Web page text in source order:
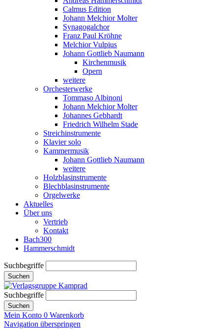
Calmus Edition
Johann Melchior Molter
Synagogalchor
Franz Paul Kröhne
Melchior Vulpius
Johann Gottlieb Naumann
Kirchenmusik
Opern
weitere
Orchesterwerke
Tommaso Albinoni
Johann Melchior Molter
Johannes Gebhardt
Friedrich Wilhelm Stade
Streichinstrumente
Klavier solo
Kammermusik
Johann Gottlieb Naumann
weitere
Holzblasinstrumente
Blechblasinstrumente
Orgelwerke
Aktuelles
Über uns
Vertrieb
Kontakt
Bach300
Hammerschmidt
Suchbegriffe
Suchen
Suchbegriffe
Suchen
Mein Konto 0 Warenkorb
Navigation überspringen